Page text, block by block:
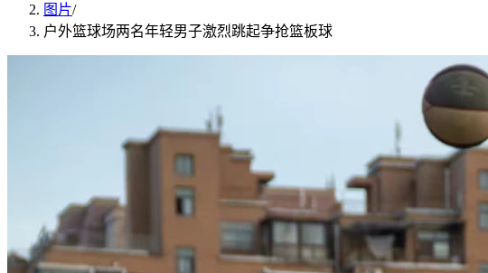
图片/
户外篮球场两名年轻男子激烈跳起争抢篮板球